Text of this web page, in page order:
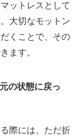
ットレスとして
大切なモットン
くことで、その
ます。
の状態に戻っ
際には、ただ折